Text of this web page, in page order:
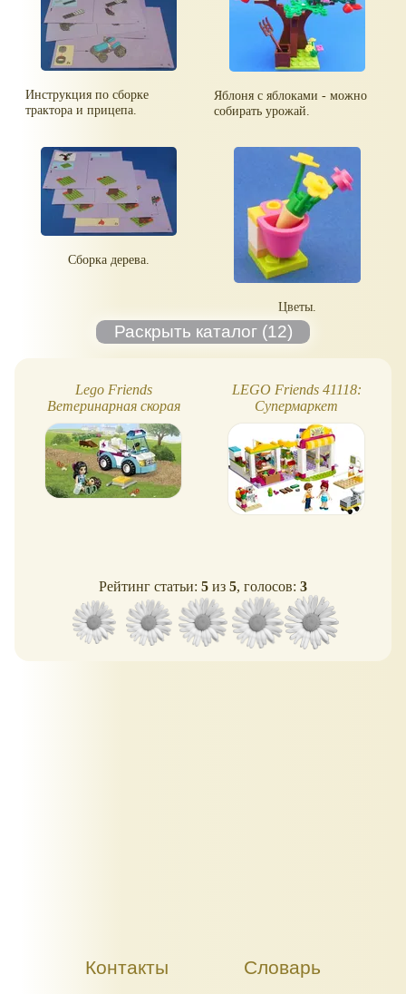
Инструкция по сборке
трактора и прицепа.
Яблоня с яблоками - можно
собирать урожай.
Сборка дерева.
Цветы.
Lego Friends
Ветеринарная скорая
помощь
LEGO Friends 41118:
Супермаркет
Рейтинг статьи: 5 из 5, голосов: 3
Контакты Словарь